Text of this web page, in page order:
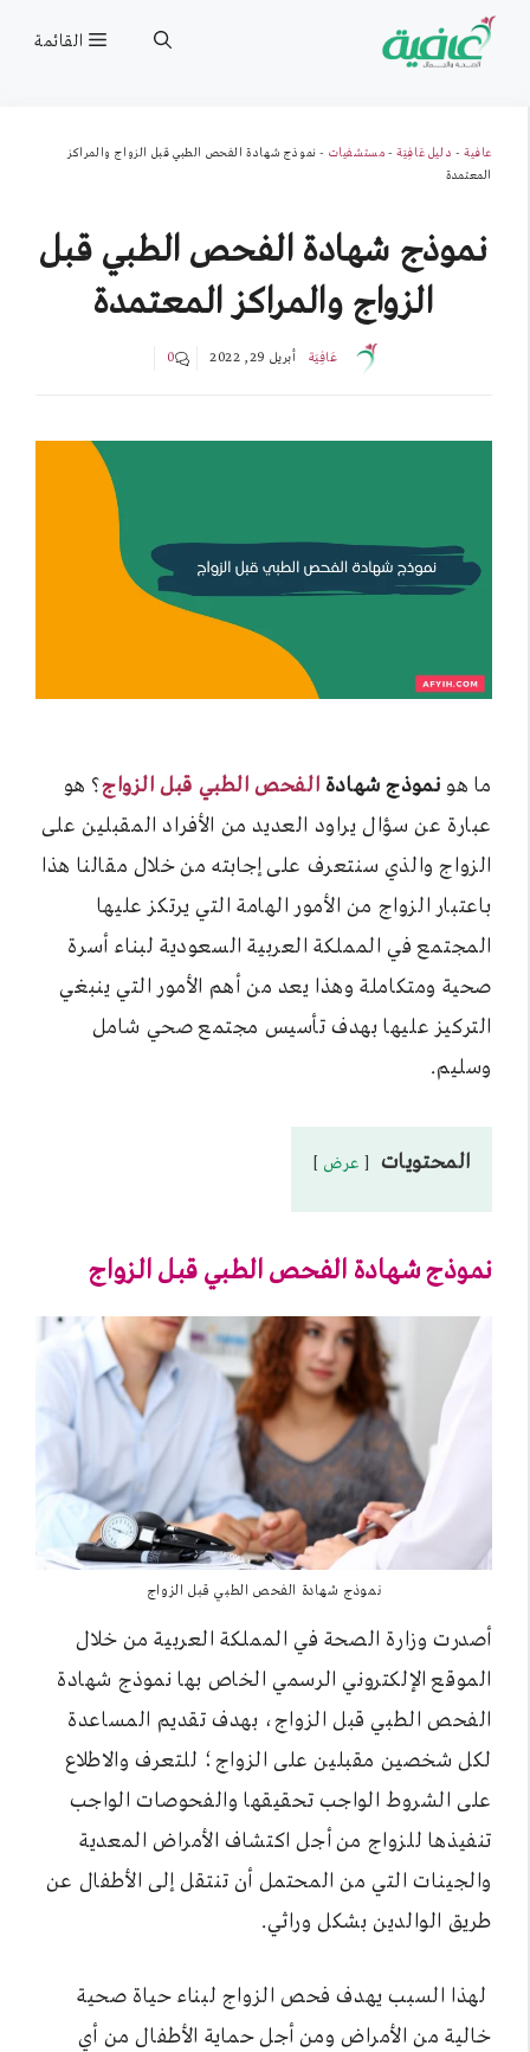
انتقل
القائمة
عافية - دليل عَافِيَة- مستشفيات - نموذج شهادة الفحص الطبي قبل الزواج والمراكز
المعتمدة
نموذج شهادة الفحص الطبي قبل
الزواج والمراكز المعتمدة
عَافِيَة أبريل 29, 2022 0
ما هو نموذج شهادة الفحص الطبي قبل الزواج؟ هو
عبارة عن سؤال يراود العديد من الأفراد المقبلين على
الزواج والذي سنتعرف على إجابته من خلال مقالنا هذا
باعتبار الزواج من الأمور الهامة التي يرتكز عليها
المجتمع في المملكة العربية السعودية لبناء أسرة
صحية ومتكاملة وهذا يعد من أهم الأمور التي ينبغي
التركيز عليها بهدف تأسيس مجتمع صحي شامل
وسليم.
المحتويات عرض
نموذج شهادة الفحص الطبي قبل الزواج
نموذج شهادة الفحص الطبي قبل الزواج
أصدرت وزارة الصحة في المملكة العربية من خلال
الموقع الإلكتروني الرسمي الخاص بها نموذج شهادة
الفحص الطبي قبل الزواج، بهدف تقديم المساعدة
لكل شخصين مقبلين على الزواج؛ للتعرف والاطلاع
على الشروط الواجب تحقيقها والفحوصات الواجب
تنفيذها للزواج من أجل اكتشاف الأمراض المعدية
والجينات التي من المحتمل أن تنتقل إلى الأطفال عن
طريق الوالدين بشكل وراثي.
لهذا السبب يهدف فحص الزواج لبناء حياة صحية
خالية من الأمراض ومن أجل حماية الأطفال من أي